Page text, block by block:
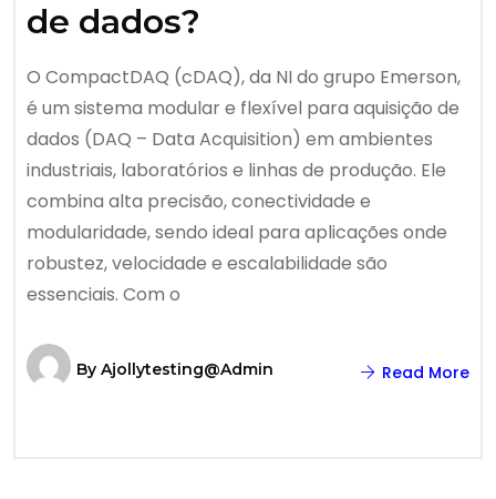
de dados?
O CompactDAQ (cDAQ), da NI do grupo Emerson,
é um sistema modular e flexível para aquisição de
dados (DAQ – Data Acquisition) em ambientes
industriais, laboratórios e linhas de produção. Ele
combina alta precisão, conectividade e
modularidade, sendo ideal para aplicações onde
robustez, velocidade e escalabilidade são
essenciais. Com o
By Ajollytesting@admin Read More